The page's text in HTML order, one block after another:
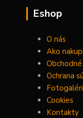
Eshop
O nás
Ako
Ochrana
Cookies
Kontakty